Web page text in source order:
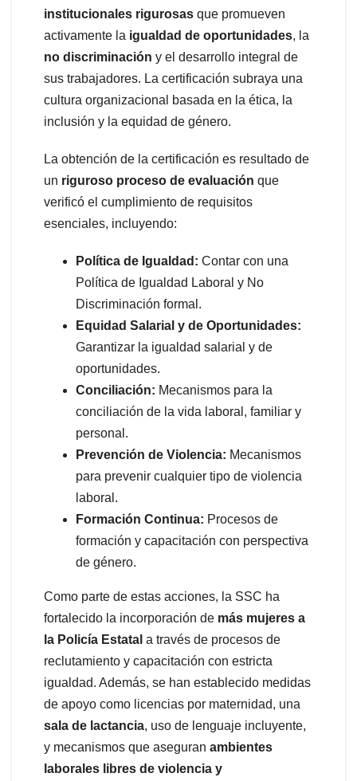
institucionales rigurosas que promueven
activamente la igualdad de oportunidades, la
no discriminación y el desarrollo integral de
sus trabajadores. La certificación subraya una
cultura organizacional basada en la ética, la
inclusión y la equidad de género.
La obtención de la certificación es resultado de
un riguroso proceso de evaluación que
verificó el cumplimiento de requisitos
esenciales, incluyendo:
Política de Igualdad: Contar con una
Política de Igualdad Laboral y No
Discriminación formal.
Equidad Salarial y de Oportunidades:
Garantizar la igualdad salarial y de
oportunidades.
Conciliación: Mecanismos para la
conciliación de la vida laboral, familiar y
personal.
Prevención de Violencia: Mecanismos
para prevenir cualquier tipo de violencia
laboral.
Formación Continua: Procesos de
formación y capacitación con perspectiva
de género.
Como parte de estas acciones, la SSC ha
fortalecido la incorporación de más mujeres a
la Policía Estatal a través de procesos de
reclutamiento y capacitación con estricta
igualdad. Además, se han establecido medidas
de apoyo como licencias por maternidad, una
sala de lactancia, uso de lenguaje incluyente,
y mecanismos que aseguran ambientes
laborales libres de violencia y